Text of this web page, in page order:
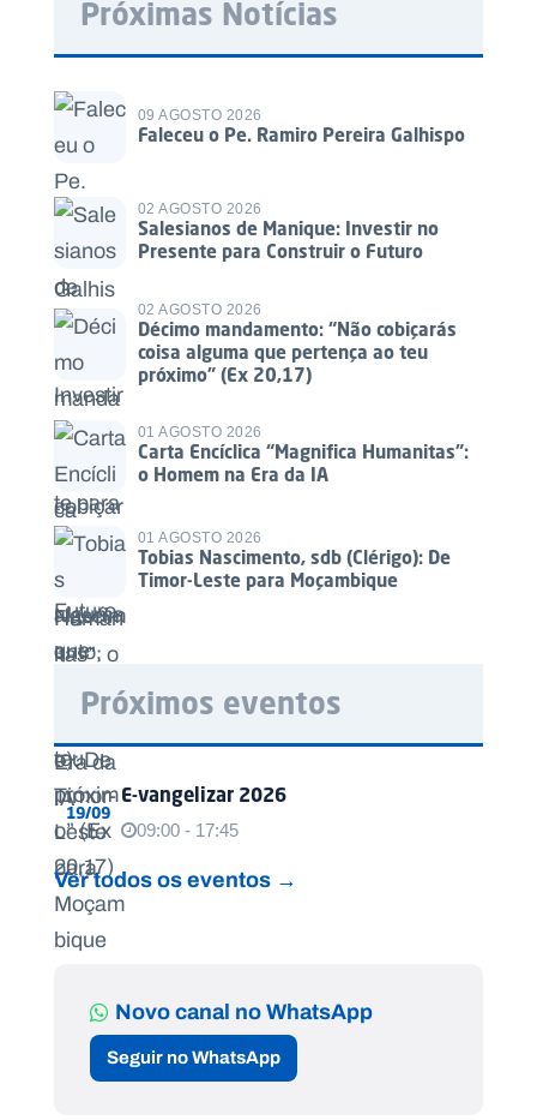
Próximas Notícias
09 AGOSTO 2026
Faleceu o Pe. Ramiro Pereira Galhispo
02 AGOSTO 2026
Salesianos de Manique: Investir no
Presente para Construir o Futuro
02 AGOSTO 2026
Décimo mandamento: “Não cobiçarás
coisa alguma que pertença ao teu
próximo” (Ex 20,17)
01 AGOSTO 2026
Carta Encíclica “Magnifica Humanitas”:
o Homem na Era da IA
01 AGOSTO 2026
Tobias Nascimento, sdb (Clérigo): De
Timor-Leste para Moçambique
Próximos eventos
19/09
E-vangelizar 2026
09:00 - 17:45
Ver todos os eventos →
Novo canal no WhatsApp
Seguir no WhatsApp